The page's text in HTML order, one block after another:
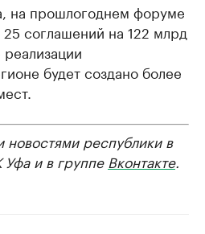
на прошлогоднем форуме
соглашений на 122 млрд
реализации
будет создано более
новостями республики в
и в группе Вконтакте.